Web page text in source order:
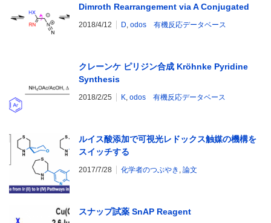
Dimroth Rearrangement via A Conjugated
1,3-Dipole
2018/4/12 D, odos 有機反応データベース
クレーンケ ピリジン合成 Kröhnke Pyridine
Synthesis
2018/2/25 K, odos 有機反応データベース
ルイス酸添加で可視光レドックス触媒の機構を
スイッチする
2017/7/28 化学者のつぶやき , 論文
スナップ試薬 SnAP Reagent